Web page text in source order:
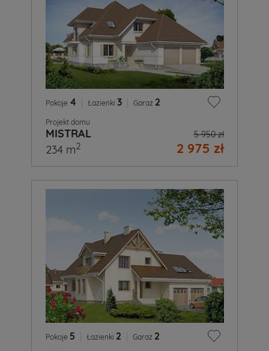
Pokoje 4 Łazienki 3 Garaż 2
Projekt domu
MISTRAL 5 950 zł
2 975 zł
234 m2
Pokoje 5 Łazienki 2 Garaż 2